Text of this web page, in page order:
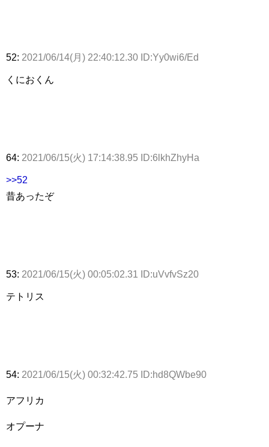
52: 2021/06/14(月) 22:40:12.30 ID:Yy0wi6/Ed
くにおくん
64: 2021/06/15(火) 17:14:38.95 ID:6lkhZhyHa
>>52
昔あったぞ
53: 2021/06/15(火) 00:05:02.31 ID:uVvfvSz20
テトリス
54: 2021/06/15(火) 00:32:42.75 ID:hd8QWbe90
アフリカ
オプーナ